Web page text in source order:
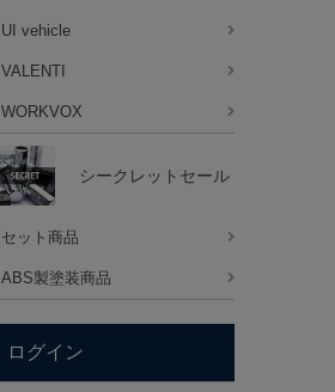
UI vehicle
VALENTI
WORKVOX
シークレットセール
セット商品
ABS製塗装商品
ログイン